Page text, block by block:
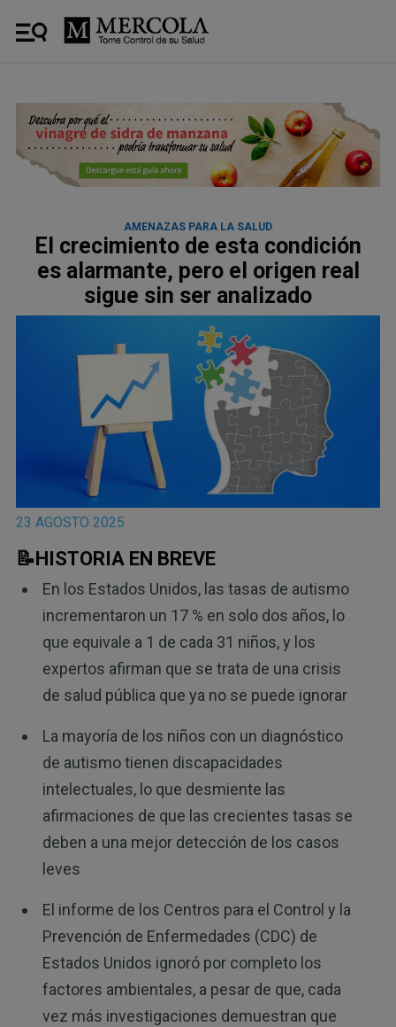
AMENAZAS PARA LA SALUD
El crecimiento de esta condición
es alarmante, pero el origen real
sigue sin ser analizado
23 AGOSTO 2025
📝HISTORIA EN BREVE
En los Estados Unidos, las tasas de autismo
incrementaron un 17 % en solo dos años, lo
que equivale a 1 de cada 31 niños, y los
expertos afirman que se trata de una crisis
de salud pública que ya no se puede ignorar
La mayoría de los niños con un diagnóstico
de autismo tienen discapacidades
intelectuales, lo que desmiente las
afirmaciones de que las crecientes tasas se
deben a una mejor detección de los casos
leves
El informe de los Centros para el Control y la
Prevención de Enfermedades (CDC) de
Estados Unidos ignoró por completo los
factores ambientales, a pesar de que, cada
vez más investigaciones demuestran que